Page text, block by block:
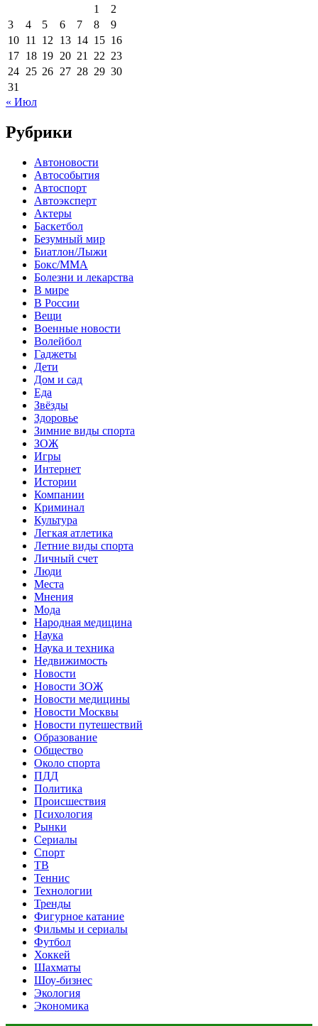
1
2
3
4 5 6 7 8
9
10 11 12 13 14 15 16
17 18 19 20 21 22 23
24 25 26 27 28 29 30
31
« Июл
Рубрики
Автоновости
Автособытия
Автоспорт
Автоэксперт
Актеры
Баскетбол
Безумный мир
Биатлон/Лыжи
Бокс/MMA
Болезни и лекарства
В мире
В России
Вещи
Военные новости
Волейбол
Гаджеты
Дети
Дом и сад
Еда
Звёзды
Здоровье
Зимние виды спорта
ЗОЖ
Игры
Интернет
Истории
Компании
Криминал
Культура
Легкая атлетика
Летние виды спорта
Личный счет
Люди
Места
Мнения
Мода
Народная медицина
Наука
Наука и техника
Недвижимость
Новости
Новости ЗОЖ
Новости медицины
Новости Москвы
Новости путешествий
Образование
Общество
Около спорта
ПДД
Политика
Происшествия
Психология
Рынки
Сериалы
Спорт
ТВ
Теннис
Технологии
Тренды
Фигурное катание
Фильмы и сериалы
Футбол
Хоккей
Шахматы
Шоу-бизнес
Экология
Экономика